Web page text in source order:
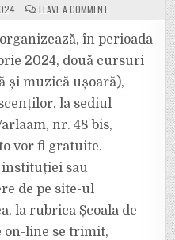
LEAVE A COMMENT
CURSURI
DE
CANTO
OFERITE
DE
CENTRUL
CULTURAL
în perioada
2024, două cursuri
și muzică ușoară),
la sediul
nr. 48 bis,
vor fi gratuite.
instituției sau
de pe site-ul
la rubrica Școala de
line se trimit,